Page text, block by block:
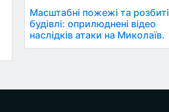
Масштабні пожежі та розбиті
будівлі: оприлюднені відео
наслідків атаки на Миколаїв.